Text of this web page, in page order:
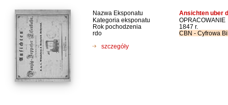
Nazwa Eksponatu Ansichten uber
Kategoria eksponatu
OPRACOWANIE
Rok pochodzenia
1847 r.
rdo
CBN - Cyfrowa
szczegóły